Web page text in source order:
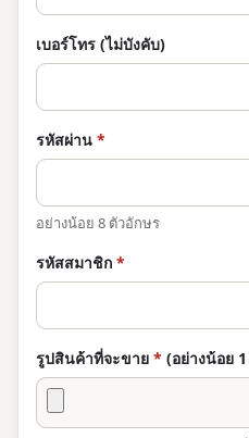
เบอร์โทร (ไม่บังคับ)
รหัสผ่าน *
อย่างน้อย 8 ตัวอักษร
รหัสสมาชิก *
รูปสินค้าที่จะขาย * (อย่างน้อย